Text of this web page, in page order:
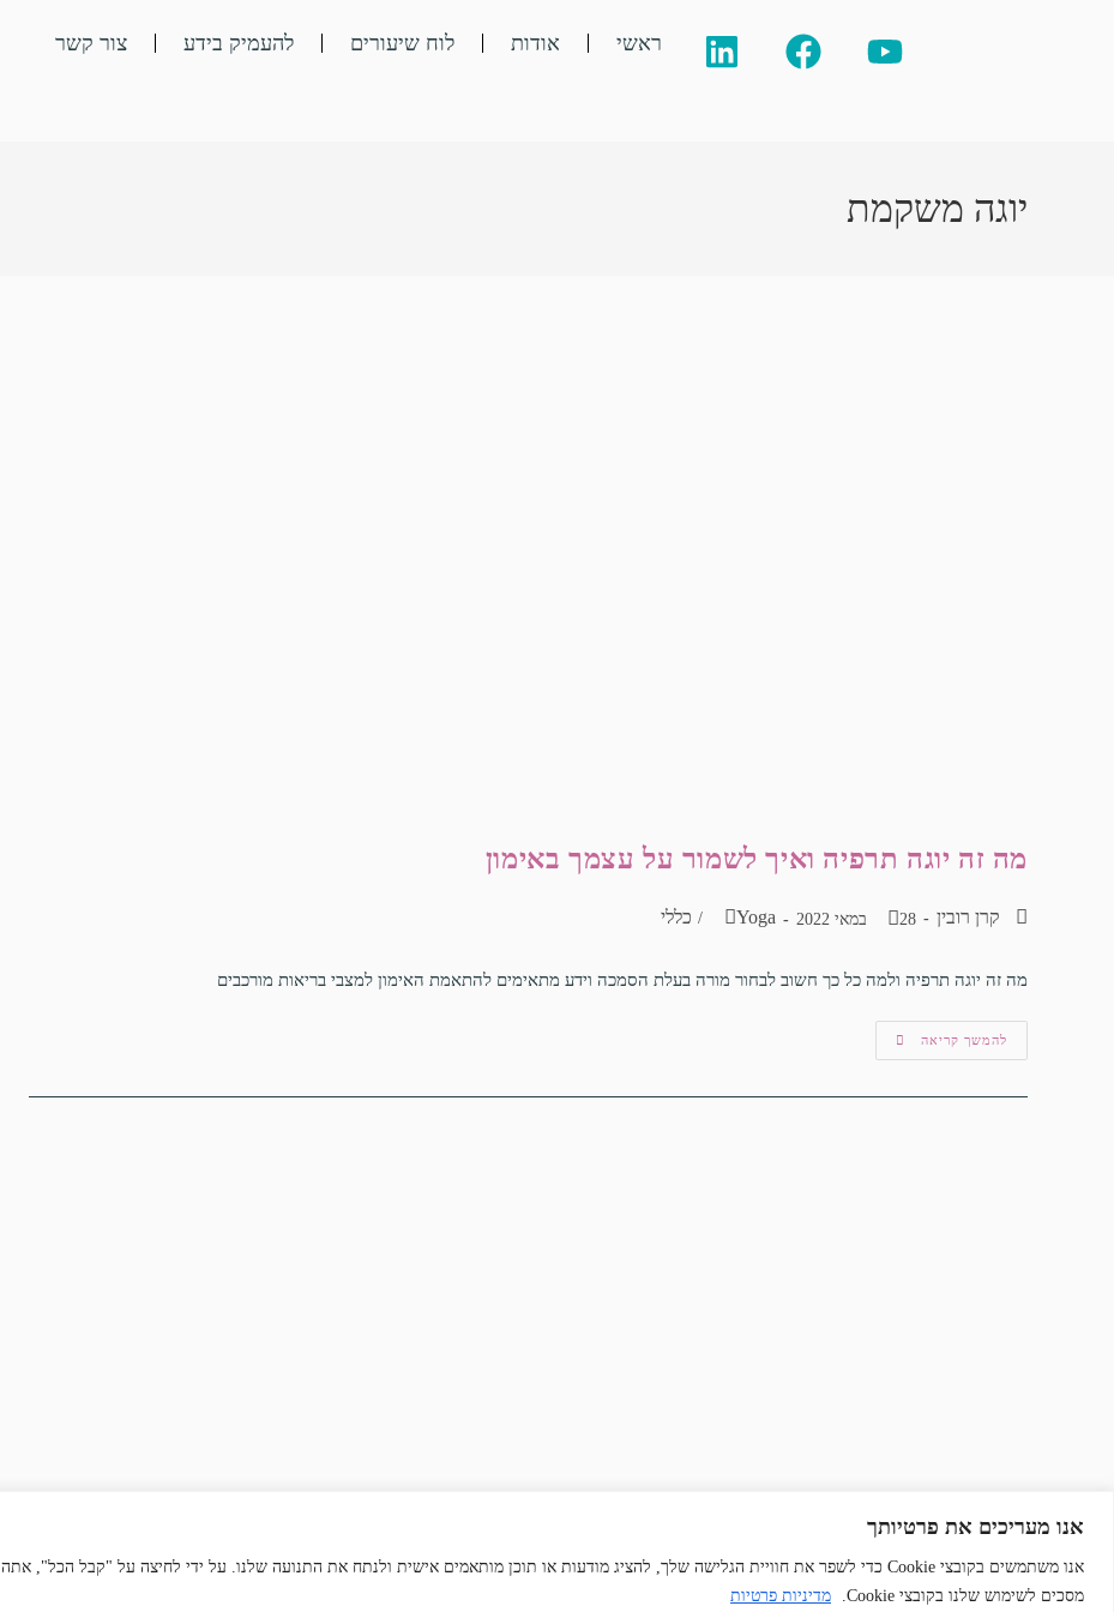
אנו מעריכים את פרטיותך
אנו משתמשים בקובצי Cookie כדי לשפר את חוויית הגלישה שלך, להציג מודעות או תוכן מותאמים אישית ולנתח את התנועה שלנו. על ידי לחיצה על "קבל הכל", אתה
מסכים לשימוש שלנו בקובצי Cookie.
מדיניות פרטיות
ראשי אודות לוח שיעורים להעמיק בידע צור קשר
יוגה משקמת
מה זה יוגה תרפיה ואיך לשמור על עצמך באימון
קרן רובין 28 במאי 2022 Yoga
/ כללי
מה זה יוגה תרפיה ולמה כל כך חשוב לבחור מורה בעלת הסמכה וידע מתאימים להתאמת האימון למצבי בריאות מורכבים
להמשך קריאה
Copyright © 2025 | "קרן רובין" | כל הזכויות שמורות | בניית אתרים: Digital Brain
| "הצהרת נגישות" | " מדיניות פרטיות"